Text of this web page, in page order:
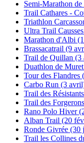
Semi-Marathon
Trail Cathares -
Triathlon
Ultra Trail
Marathon d'Albi
Brassacatrail (9
Trail de Quillan (3
Duathlon de
Tour des Flandres
Carbo Run (3
Trail des
Trail des
Rano Polo Hiver
Alban Trail (20
Ronde Givrée (30
Trail les Collines